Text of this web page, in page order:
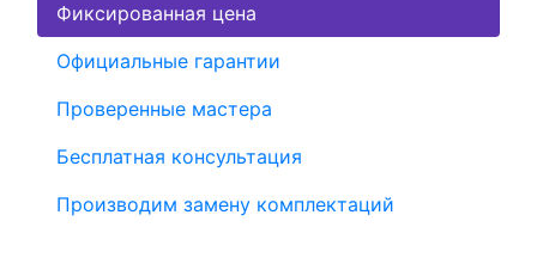
Фиксированная цена
Официальные гарантии
Проверенные мастера
Бесплатная консультация
Производим замену комплектаций